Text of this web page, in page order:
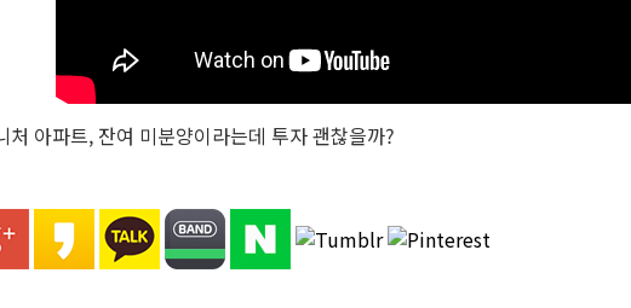
처 아파트, 잔여 미분양이라는데 투자 괜찮을까?